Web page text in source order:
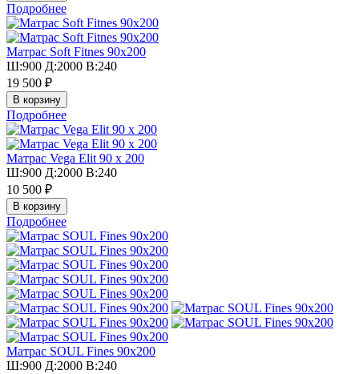
Подробнее
Матрас Soft Fitnes 90х200
Ш:900 Д:2000 В:240
19 500 ₽
Подробнее
Матрас Vega Elit 90 х 200
Ш:900 Д:2000 В:240
10 500 ₽
Подробнее
Матрас SOUL Fines 90х200
Ш:900 Д:2000 В:240